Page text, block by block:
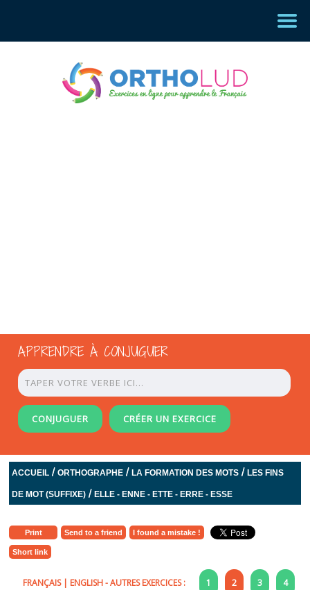
APPRENDRE À CONJUGUER
CONJUGUER CRÉER UN EXERCICE
ACCUEIL /ORTHOGRAPHE /LA FORMATION DES MOTS /LES FINS
DE MOT (SUFFIXE) /ELLE - ENNE - ETTE - ERRE - ESSE
Print Send to a friend I found a mistake !
Short link
FRANÇAIS| ENGLISH- AUTRES EXERCICES : 1 2 3 4